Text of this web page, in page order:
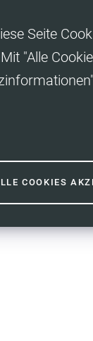
Seite
"Alle
COOKIES